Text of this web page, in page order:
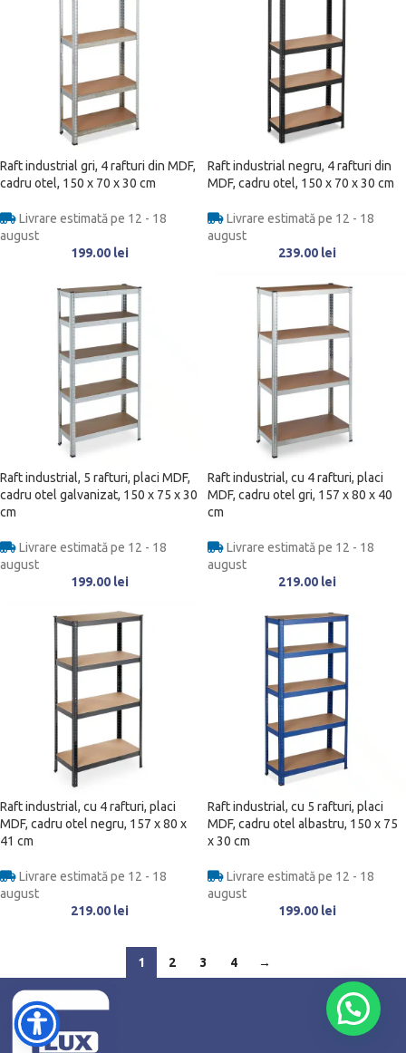
Raft industrial gri, 4 rafturi din MDF,
cadru otel, 150 x 70 x 30 cm
Livrare estimată pe 12 - 18
august
199.00 lei
Raft industrial negru, 4 rafturi din
MDF, cadru otel, 150 x 70 x 30 cm
Livrare estimată pe 12 - 18
august
239.00 lei
Raft industrial, 5 rafturi, placi MDF,
cadru otel galvanizat, 150 x 75 x 30
cm
Livrare estimată pe 12 - 18
august
199.00 lei
Raft industrial, cu 4 rafturi, placi
MDF, cadru otel gri, 157 x 80 x 40
cm
Livrare estimată pe 12 - 18
august
219.00 lei
Raft industrial, cu 4 rafturi, placi
MDF, cadru otel negru, 157 x 80 x
41 cm
Livrare estimată pe 12 - 18
august
219.00 lei
Raft industrial, cu 5 rafturi, placi
MDF, cadru otel albastru, 150 x 75
x 30 cm
Livrare estimată pe 12 - 18
august
199.00 lei
1 2 3 4 →